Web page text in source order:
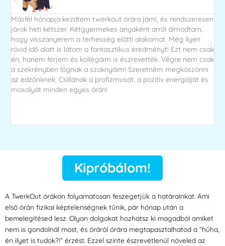
Másfél hónapja kezdtem twerkout órára járni, és rendszeresen
járok heti kétszer. Kétgyermekes anyaként arról álmodtam,
hogy visszanyerem a terhesség előtti alakomat. Még ilyen
rövid idő alatt is látom a fantasztikus eredményt! Ezt nem csak
én, hanem férjem és kollégáim is észrevették. Végre nem csak
a szekrényben lógnak a szoknyáim! Szeretném megköszönni
az edzőnknek, Csillának a profizmusát, a pozitív energiáját és
mosolyát minden egyes órán!
Kipróbálom!
A TwerkOut órákon folyamatosan feszegetjük a határainkat. Ami
első órán fizikai képtelenségnek tűnik, pár hónap után a
bemelegítésed lesz. Olyan dolgokat hozhatsz ki magadból amiket
nem is gondolnál most, és óráról órára megtapasztalhatod a “hűha,
én ilyet is tudok?!” érzést. Ezzel szinte észrevétlenül növeled az